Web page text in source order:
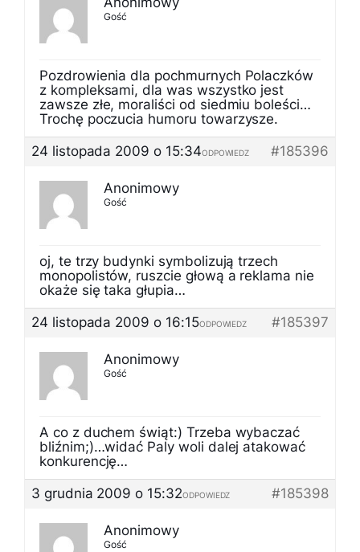
Gość
Pozdrowienia dla pochmurnych Polaczków
z kompleksami, dla was wszystko jest
zawsze złe, moraliści od siedmiu boleści…
Trochę poczucia humoru towarzysze.
24 listopada 2009 o 15:34
#185396
ODPOWIEDZ
Anonimowy
Gość
oj, te trzy budynki symbolizują trzech
monopolistów, ruszcie głową a reklama nie
okaże się taka głupia…
24 listopada 2009 o 16:15
#185397
ODPOWIEDZ
Anonimowy
Gość
A co z duchem świąt:) Trzeba wybaczać
bliźnim;)…widać Paly woli dalej atakować
konkurencję…
3 grudnia 2009 o 15:32
#185398
ODPOWIEDZ
Anonimowy
Gość